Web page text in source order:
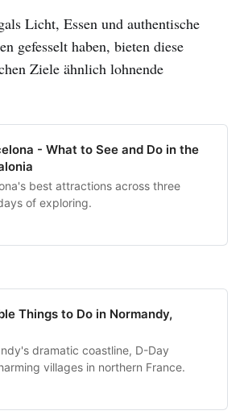
Licht, Essen und authentische
gefesselt haben, bieten diese
Ziele ähnlich lohnende
- What to See and Do in the
best attractions across three
of exploring.
Things to Do in Normandy,
dramatic coastline, D-Day
villages in northern France.